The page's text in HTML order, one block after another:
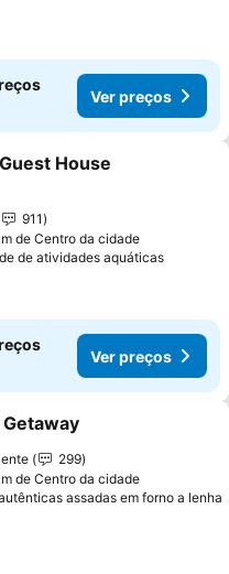
Ver preços
aos favoritos
House
911
de Centro da cidade
de atividades aquáticasVer
Ver preços
aos favoritos
299
de Centro da cidade
assadas em forno a lenha